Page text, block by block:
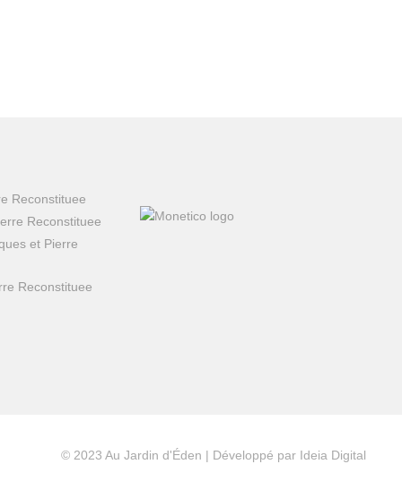
Reconstituee
Reconstituee
et Pierre
Reconstituee
© 2023 Au Jardin d'Éden | Développé par Ideia Digital